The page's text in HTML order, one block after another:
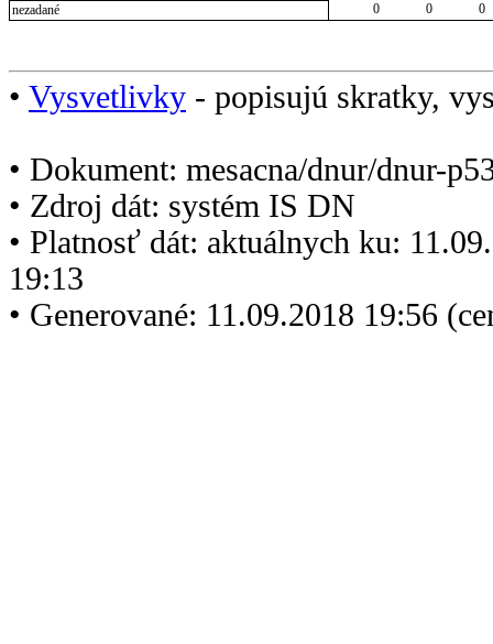
nezadané
0 0 0
• Vysvetlivky - popisujú skratky,
• Dokument: mesacna/dnur/dnur-
• Zdroj dát: systém IS DN
• Platnosť dát: aktuálnych ku:
19:13
• Generované: 11.09.2018 19:56